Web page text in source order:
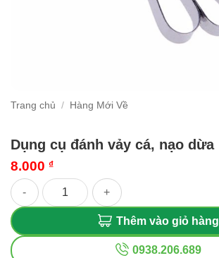
Trang chủ / Hàng Mới Về
Dụng cụ đánh vảy cá, nạo dừa
8.000 ₫
Dụng cụ đánh vảy cá, nạo dừa số lượng
Thêm vào giỏ hàng
0938.206.689